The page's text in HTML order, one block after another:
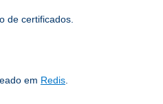
de certificados.
em Redis